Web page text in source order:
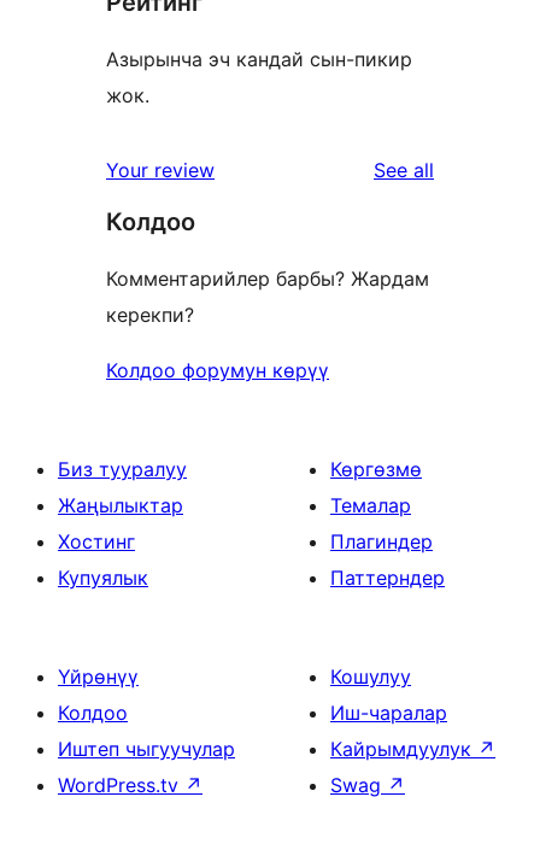
Азырынча эч кандай сын-пикир
жок.
Your review See all
Колдоо
Комментарийлер барбы? Жардам
керекпи?
Колдоо форумун көрүү
Биз тууралуу
Жаңылыктар
Хостинг
Купуялык
Көргөзмө
Темалар
Плагиндер
Паттерндер
Үйрөнүү
Колдоо
Иштеп чыгуучулар
WordPress.tv ↗
Кошулуу
Иш-чаралар
Кайрымдуулук ↗
Swag ↗